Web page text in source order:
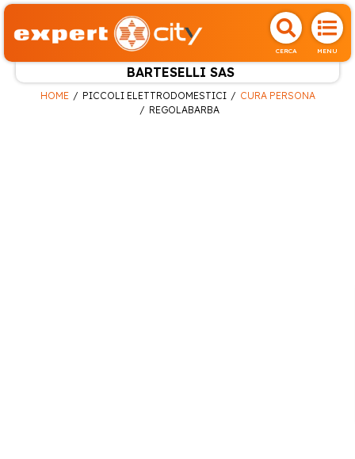
CERCA MENU
BARTESELLI SAS
HOME PICCOLI ELETTRODOMESTICI
CURA PERSONA
REGOLABARBA